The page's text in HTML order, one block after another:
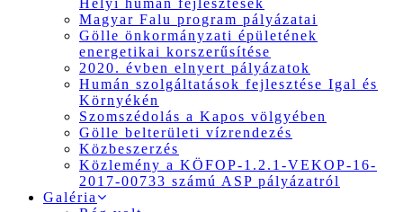
Helyi humán fejlesztések
Magyar Falu program pályázatai
Gölle önkormányzati épületének
energetikai korszerűsítése
2020. évben elnyert pályázatok
Humán szolgáltatások fejlesztése Igal és
Környékén
Szomszédolás a Kapos völgyében
Gölle belterületi vízrendezés
Közbeszerzés
Közlemény a KÖFOP-1.2.1-VEKOP-16-
2017-00733 számú ASP pályázatról
Galéria